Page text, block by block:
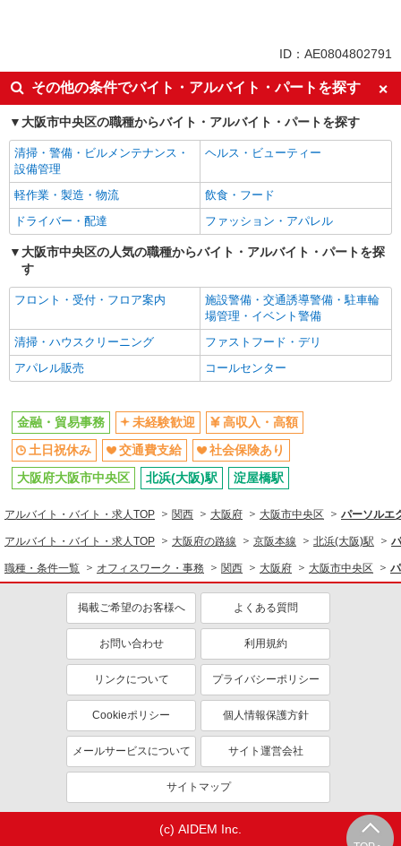
未経験歓迎
高収入・高額
土日祝休み
交通費支給
社会保険あり
同じ職種から求人を探す
オフィスワーク・事務
同じ特徴から求人を探す
未経験歓迎
土日祝休み
ID：AE0804802791
その他の条件でバイト・アルバイト・パートを探す
大阪市中央区の職種からバイト・アルバイト・パートを探す
清掃・警備・ビルメンテナンス・
設備管理
ヘルス・ビューティー
軽作業・製造・物流
飲食・フード
ドライバー・配達
ファッション・アパレル
大阪市中央区の人気の職種からバイト・アルバイト・パートを探
す
フロント・受付・フロア案内
施設警備・交通誘導警備・駐車輪
場管理・イベント警備
清掃・ハウスクリーニング
ファストフード・デリ
アパレル販売
コールセンター
金融・貿易事務 未経験歓迎
高収入・高額
土日祝休み
交通費支給
社会保険あり
大阪府大阪市中央区
北浜(大阪)駅 淀屋橋駅
アルバイト・バイト・求人TOP 関西 大阪府 大阪市中央区 パーソルエ
アルバイト・バイト・求人TOP 大阪府の路線 京阪本線 北浜(大阪)駅
職種・条件一覧 オフィスワーク・事務 関西 大阪府 大阪市中央区
掲載ご希望のお客様へ よくある質問
お問い合わせ 利用規約
リンクについて プライバシーポリシー
Cookieポリシー 個人情報保護方針
メールサービスについて サイト運営会社
サイトマップ
(c) AIDEM Inc.